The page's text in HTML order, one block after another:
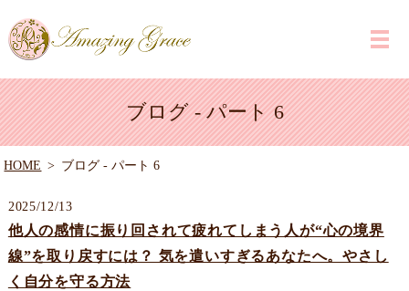
ブログ - パート 6
HOME ブログ - パート 6
2025/12/13
他人の感情に振り回されて疲れてしまう人が“心の境界
線”を取り戻すには？ 気を遣いすぎるあなたへ。やさし
く自分を守る方法